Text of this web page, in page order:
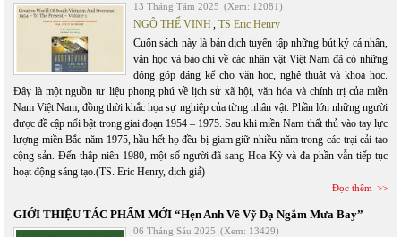
13 Tháng Tám 2025 (Xem: 12081)
NGÔ THẾ VINH, TS Eric Henry
Cuốn sách này là bản dịch tuyển tập những bút ký cá nhân,
văn học và báo chí về các nhân vật Việt Nam đã có những
đóng góp đáng kể cho văn học, nghệ thuật và khoa học.
Đây là một nguồn tư liệu phong phú về lịch sử xã hội, văn hóa và chính trị của miền
Nam Việt Nam, đồng thời khắc họa sự nghiệp của từng nhân vật. Phần lớn những người
được đề cập nổi bật trong giai đoạn 1954 – 1975. Sau khi miền Nam thất thủ vào tay lực
lượng miền Bắc năm 1975, hầu hết họ đều bị giam giữ nhiều năm trong các trại cải tạo
cộng sản. Đến thập niên 1980, một số người đã sang Hoa Kỳ và đa phần vẫn tiếp tục
hoạt động sáng tạo.(TS. Eric Henry, dịch giả)
Đọc thêm
GIỚI THIỆU TÁC PHẨM MỚI “Hẹn Anh Về Vỹ Dạ Ngắm Mưa Bay”
06 Tháng Sáu 2025 (Xem: 13429)